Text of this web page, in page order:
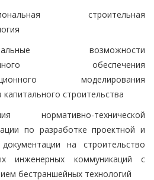
строительная
возможности
обеспечения
моделирования
строительства
нормативно-технической
по разработке проектной и
на строительство
инженерных коммуникаций с
бестраншейных технологий